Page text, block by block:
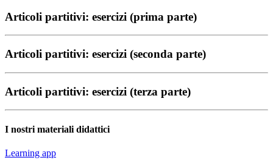
Articoli partitivi: esercizi (prima parte)
Articoli partitivi: esercizi (seconda parte)
Articoli partitivi: esercizi (terza parte)
I nostri materiali didattici
Learning app